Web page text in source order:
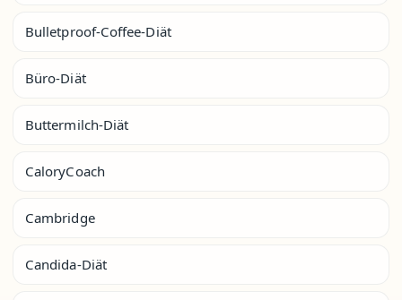
Bulletproof-Coffee-Diät
Büro-Diät
Buttermilch-Diät
CaloryCoach
Cambridge
Candida-Diät